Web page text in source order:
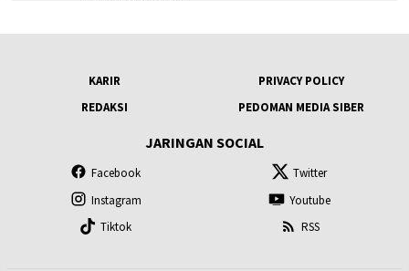
KARIR
PRIVACY POLICY
REDAKSI
PEDOMAN MEDIA SIBER
JARINGAN SOCIAL
Facebook
Twitter
Instagram
Youtube
Tiktok
RSS